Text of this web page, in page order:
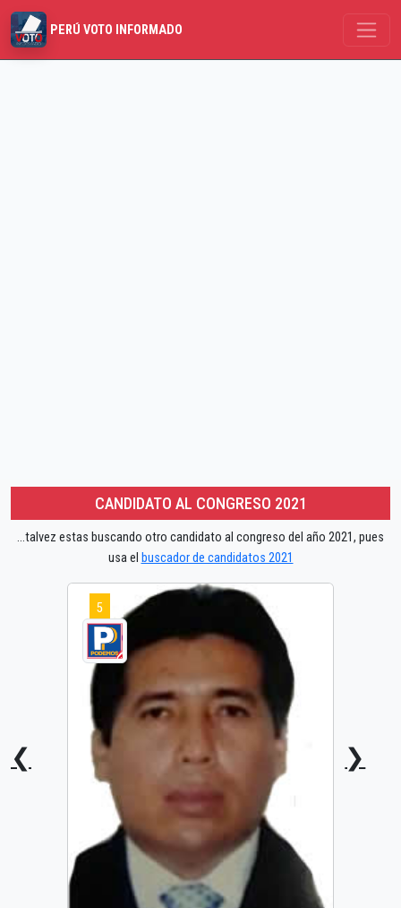
PERÚ VOTO INFORMADO
CANDIDATO AL CONGRESO 2021
...talvez estas buscando otro candidato al congreso del año 2021, pues
usa el buscador de candidatos 2021
❮
5
❯